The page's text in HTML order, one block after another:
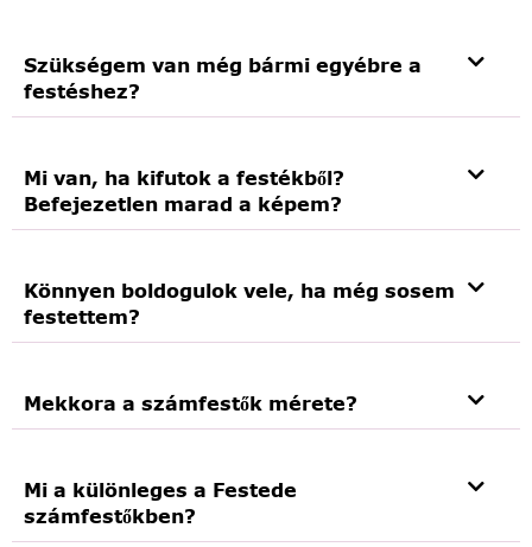
Szükségem van még bármi egyébre a
festéshez?
Mi van, ha kifutok a festékből?
Befejezetlen marad a képem?
Könnyen boldogulok vele, ha még sosem
festettem?
Mekkora a számfestők mérete?
Mi a különleges a Festede
számfestőkben?